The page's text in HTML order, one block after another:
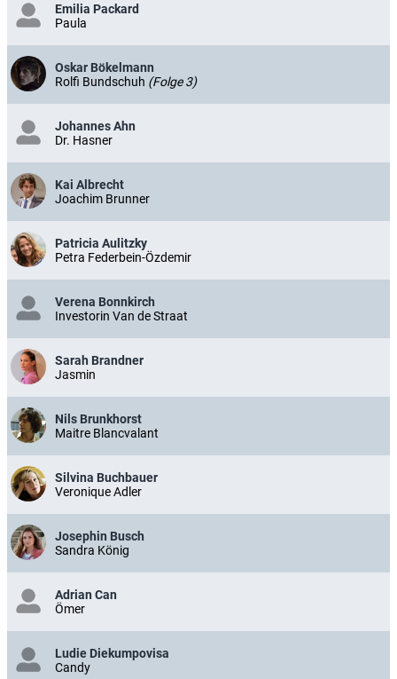
Emilia Packard
Paula
Oskar Bökelmann
Rolfi Bundschuh (Folge 3)
Johannes Ahn
Dr. Hasner
Kai Albrecht
Joachim Brunner
Patricia Aulitzky
Petra Federbein-Özdemir
Verena Bonnkirch
Investorin Van de Straat
Sarah Brandner
Jasmin
Nils Brunkhorst
Maitre Blancvalant
Silvina Buchbauer
Veronique Adler
Josephin Busch
Sandra König
Adrian Can
Ömer
Ludie Diekumpovisa
Candy